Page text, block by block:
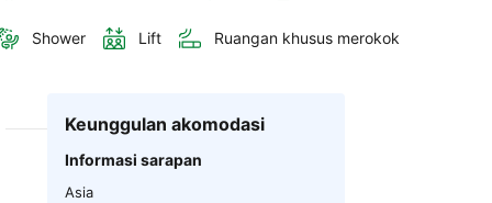
Shower Lift Ruangan khusus merokok
Keunggulan akomodasi
Informasi sarapan
Asia